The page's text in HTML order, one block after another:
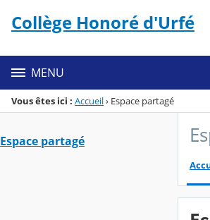
Menu de la rubrique
Contenu
Collège Honoré d'Urfé
MENU
Vous êtes ici : Accueil› Espace partagé
Espace partagé